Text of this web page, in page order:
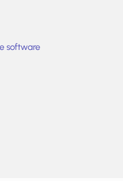
software